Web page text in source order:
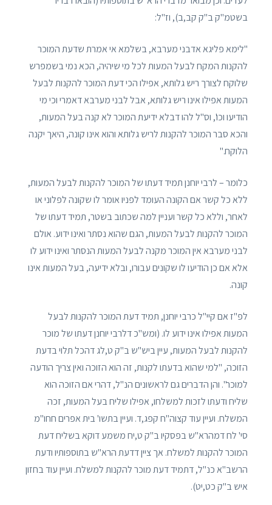
בשטמ"ק ב"ק קב,ב), וז"ל:
"לימא פליגא אדבני מערבא, בשלמא אי אמרת שדעת המוכר
להקנות המקח לבעל המעות לכל מי שיהיה, הכא נמי בשמפרש
שלוקח לצורך ריש גלותא, אפילו הכי דעת המוכר להקנות לבעל
המעות אפילו אינו ריש גלותא, אבל לבני מערבא דאמרי וכי מי
הודיעו וכו', וס"ל להו דבלא ידיעת המוכר לא קנה בעל המעות,
והכא סבר המוכר להקנות לריש גלותא והוא אינו קונה, היאך יקנה
הלוקח."
כלומר – לרבי יוחנן תמיד דעתו של המוכר להקנות לבעל המעות,
ללא כל קשר אם הקונה העומד לפניו אומר לו שקונה לפלוני או
לאחר, וללא כל קשר ועניין למה שכתוב בשטר, תמיד דעתו של
המוכר להקנות לבעל המעות, הגם שהוא נסתר ואינו ידוע. אולם
לבני מערבא אין המוכר מקנה לבעל המעות הנסתר ואינו ידוע לו
אלא אם כן הודיעו לו שקונים עבורו, ובלא ידיעה, בעל המעות אינו
קונה.
לפ"ז אם קיי"ל כרבי יוחנן, תמיד דעת המוכר להקנות לבעל
המעות אפילו אינו ידוע לו. (ומש"כ דלרבי יוחנן דעתו של מוכר
להקנות לבעל המעות, עיין ביש"ש ב"ק ט,לג דהכל תלוי בדעת
הזוכה, "למי שהוא בדעתו לקנות, זה הוא הזוכה ואין צריך הודעה
למוכר". והן הדברים גם לראשונים הנ"ל, דהרי אם הזוכה הוא
שליח ודעתו לזכות למשלחו, אפילו שליח בעל המעות, זכה
המשלח. ועיין עוד קצוה"ח קפג,ד. ועיין בתשו' בית אפרים חחו"מ
סי' לח דמהרא"ש בפסקיו ב"ק ט,יח משמע דוקא בשליח דעת
המוכר להקנות למשלח. אך ציין דדעת הרא"ש בתוספותיו ודעת
הרשב"א כנ"ל, דתמיד דעת מוכר להקנות למשלח. ועיין עוד בחזון
איש ב"ק כט,יט).